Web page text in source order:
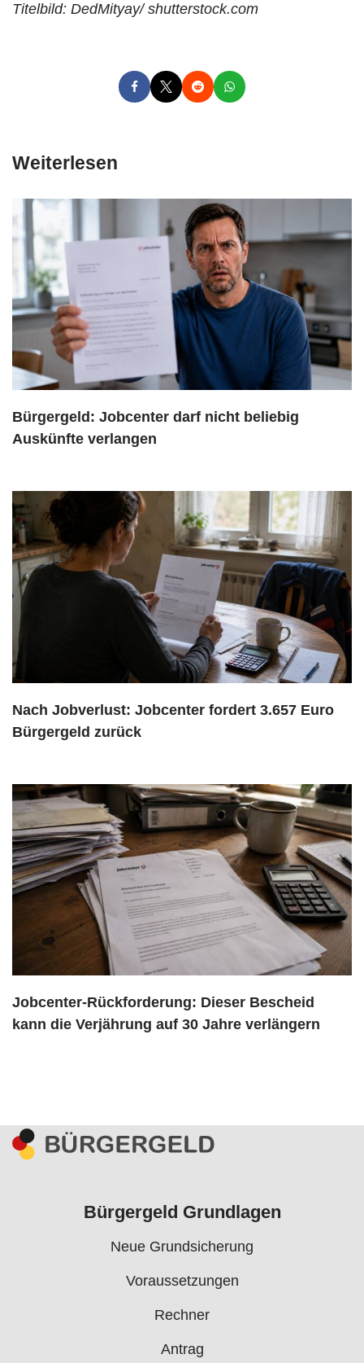
Titelbild: DedMityay/ shutterstock.com
Weiterlesen
Bürgergeld: Jobcenter darf nicht beliebig
Auskünfte verlangen
Nach Jobverlust: Jobcenter fordert 3.657 Euro
Bürgergeld zurück
Jobcenter-Rückforderung: Dieser Bescheid
kann die Verjährung auf 30 Jahre verlängern
Bürgergeld Grundlagen
Neue Grundsicherung
Voraussetzungen
Rechner
Antrag